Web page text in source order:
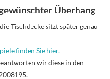
Überhang
Tischdecke sitzt später genau
finden Sie hier.
wir diese in den